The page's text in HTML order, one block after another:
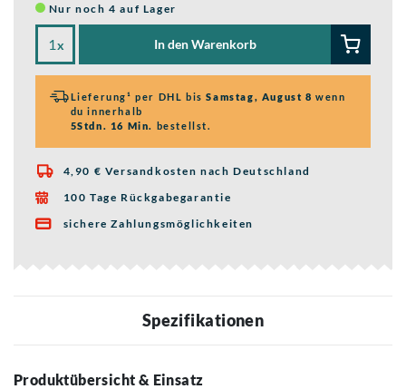
Nur noch 4 auf Lager
x In den Warenkorb
Lieferung¹ per DHL bisSamstag, August 8 wenn
du innerhalb
5Stdn. 16 Min. bestellst.
 4,90 € Versandkosten nach Deutschland
 100 Tage Rückgabegarantie
 sichere Zahlungsmöglichkeiten
Spezifikationen
Produktübersicht & Einsatz